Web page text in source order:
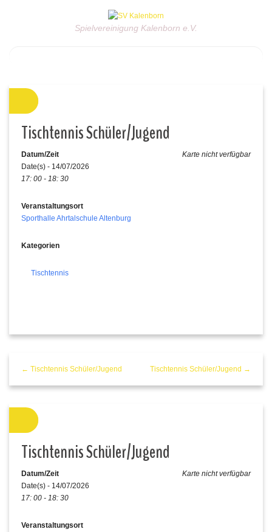
Spielvereinigung Kalenborn e.V.
Tischtennis Schüler/Jugend
Karte nicht verfügbar
Datum/Zeit
Date(s) - 14/07/2026
17: 00 - 18: 30
Veranstaltungsort
Sporthalle Ahrtalschule Altenburg
Kategorien
Tischtennis
← Tischtennis Schüler/Jugend Tischtennis Schüler/Jugend →
Tischtennis Schüler/Jugend
Karte nicht verfügbar
Datum/Zeit
Date(s) - 14/07/2026
17: 00 - 18: 30
Veranstaltungsort